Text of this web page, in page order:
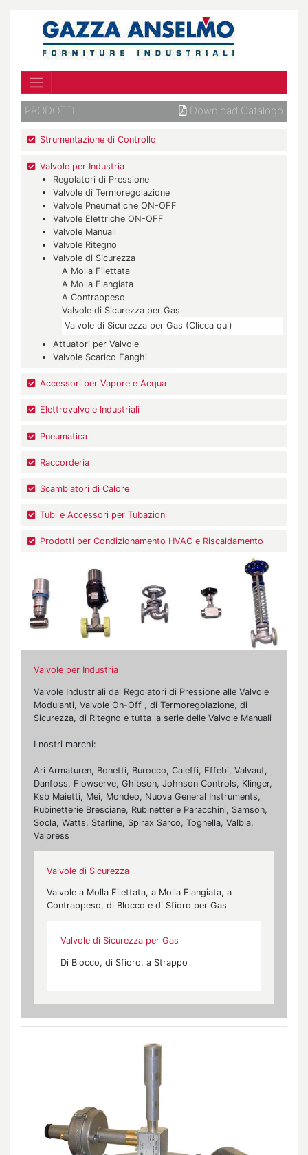
PRODOTTI Download Catalogo
Strumentazione di Controllo
Valvole per Industria
Regolatori di Pressione
Valvole di Termoregolazione
Valvole Pneumatiche ON-OFF
Valvole Elettriche ON-OFF
Valvole Manuali
Valvole Ritegno
Valvole di Sicurezza
A Molla Filettata
A Molla Flangiata
A Contrappeso
Valvole di Sicurezza per Gas
Valvole di Sicurezza per Gas (Clicca qui)
Attuatori per Valvole
Valvole Scarico Fanghi
Accessori per Vapore e Acqua
Elettrovalvole Industriali
Pneumatica
Raccorderia
Scambiatori di Calore
Tubi e Accessori per Tubazioni
Prodotti per Condizionamento HVAC e Riscaldamento
Valvole per Industria
Valvole Industriali dai Regolatori di Pressione alle Valvole
Modulanti, Valvole On-Off , di Termoregolazione, di
Sicurezza, di Ritegno e tutta la serie delle Valvole Manuali
I nostri marchi:
Ari Armaturen, Bonetti, Burocco, Caleffi, Effebi, Valvaut,
Danfoss, Flowserve, Ghibson, Johnson Controls, Klinger,
Ksb Maietti, Mei, Mondeo, Nuova General Instruments,
Rubinetterie Bresciane, Rubinetterie Paracchini, Samson,
Socla, Watts, Starline, Spirax Sarco, Tognella, Valbia,
Valpress
Valvole di Sicurezza
Valvole a Molla Filettata, a Molla Flangiata, a
Contrappeso, di Blocco e di Sfioro per Gas
Valvole di Sicurezza per Gas
Di Blocco, di Sfioro, a Strappo